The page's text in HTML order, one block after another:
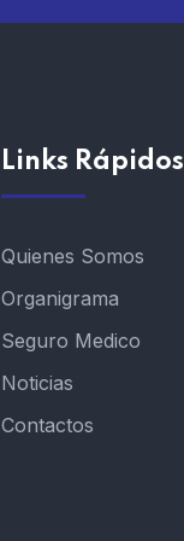
Links Rápidos
Quienes Somos
Organigrama
Seguro Medico
Noticias
Contactos